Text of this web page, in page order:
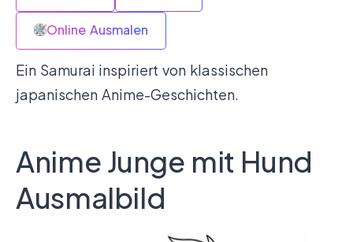
Online Ausmalen
Ein Samurai inspiriert von klassischen
japanischen Anime-Geschichten.
Anime Junge mit Hund
Ausmalbild